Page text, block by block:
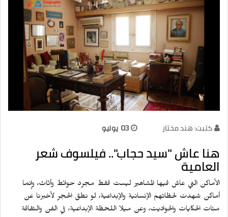
كتبت: هند مختار 03 يوليو
هنا عاش "سيد حجاب".. فيلسوف شعر
العامية
الأماكن التي عاش فيها المشاهير ليست فقط مجرد حوائط وأثاث، وإنما
أماكن شهدت لحظاتهم الإنسانية والإبداعية، لو نطق الحجر لأخبرنا عن
مئات الحكايات والحواديت، وعن ميلا اللحظة الإبداعية، في الفن والثقافة